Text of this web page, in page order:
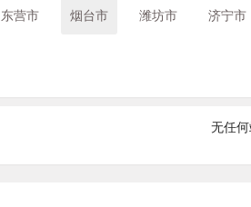
东营市 烟台市 潍坊市 济宁市
无任